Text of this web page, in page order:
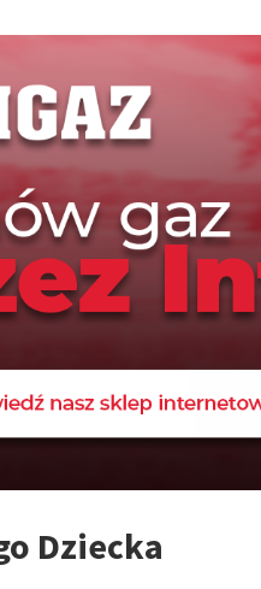
Dziecka